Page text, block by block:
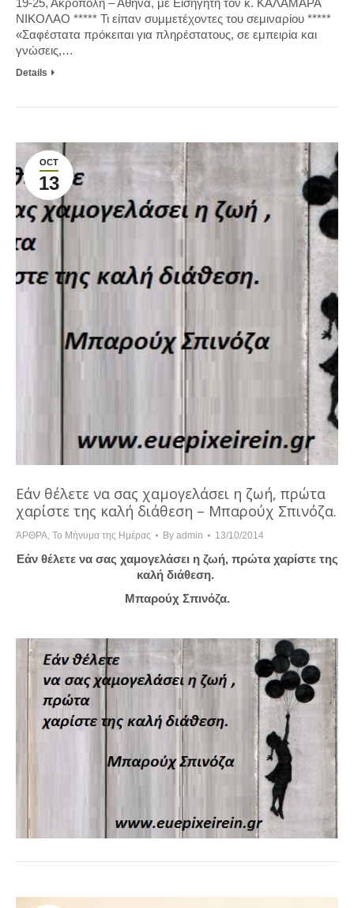
19-25, Ακρόπολη – Αθήνα, με Εισηγητή τον κ. ΚΑΛΑΜΑΡΑ
ΝΙΚΟΛΑΟ ***** Τι είπαν συμμετέχοντες του σεμιναρίου *****
«Σαφέστατα πρόκειται για πληρέστατους, σε εμπειρία και
γνώσεις,…
Details
OCT
13
Εάν θέλετε να σας χαμογελάσει η ζωή, πρώτα
χαρίστε της καλή διάθεση – Μπαρούχ Σπινόζα.
ΆΡΘΡΑ, Το Μήνυμα της Ημέρας By admin 13/10/2014
Εάν θέλετε να σας χαμογελάσει η ζωή, πρώτα χαρίστε της
καλή διάθεση.
Μπαρούχ Σπινόζα.